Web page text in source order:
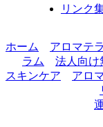
リンク
ホーム アロマテ
ラム
法人向け
スキンケア
アロ